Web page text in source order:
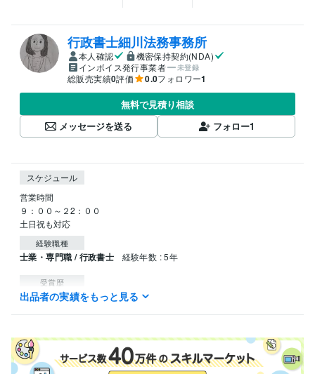
行政書士細川法務事務所
本人確認
機密保持契約(NDA)
インボイス発行事業者
未登録
総販売実績0評価 0.0フォロワー1
無料で見積り相談
メッセージを送る
フォロー1
スケジュール
営業時間
９：００～２2：００
経験職種
士業・専門職 / 行政書士 経験年数 : 5年
受賞歴
相続手続き相談会 相続相談会 相続相談会
行政書士 取得年 : 2013年
保育士 取得年 : 2000年
社会福祉主事任用資格 取得年 : 2000年
出品者の実績をもっと見る